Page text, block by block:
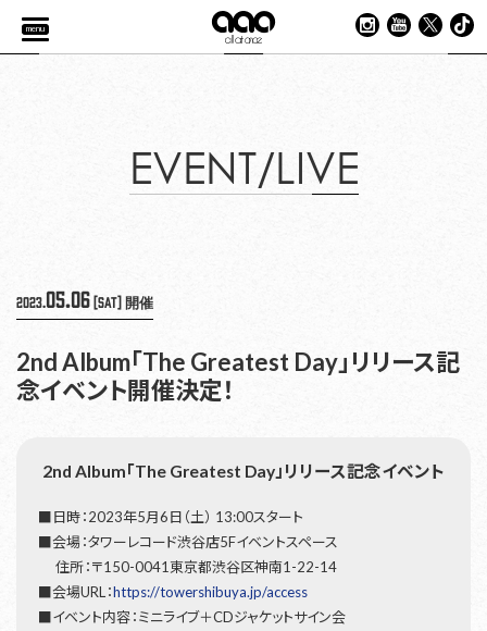
menu
EVENT/LIVE
2023.05.06[Sat]開催
2nd Album「The Greatest Day」リリース記
念イベント開催決定！
2nd Album「The Greatest Day」リリース記念イベント
■日時：2023年5月6日（土） 13:00スタート
■会場：タワーレコード渋谷店5Fイベントスペース
住所：〒150-0041東京都渋谷区神南1-22-14
■会場URL：https://towershibuya.jp/access
■イベント内容：ミニライブ＋CDジャケットサイン会